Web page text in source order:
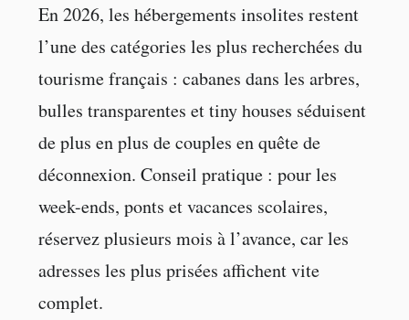
En 2026, les hébergements insolites restent
l’une des catégories les plus recherchées du
tourisme français : cabanes dans les arbres,
bulles transparentes et tiny houses séduisent
de plus en plus de couples en quête de
déconnexion. Conseil pratique : pour les
week-ends, ponts et vacances scolaires,
réservez plusieurs mois à l’avance, car les
adresses les plus prisées affichent vite
complet.